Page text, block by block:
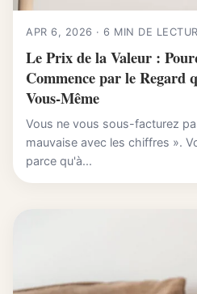
APR 6, 2026 · 6 MIN DE
Le Prix de la Valeur :
Commence par le Regard
Vous-Même
Vous ne vous sous-facturez
mauvaise avec les chiffres ».
parce qu'à...